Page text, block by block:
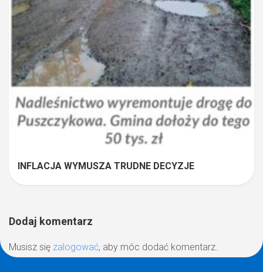
INFLACJA WYMUSZA TRUDNE DECYZJE
Dodaj komentarz
Musisz się zalogować, aby móc dodać komentarz.